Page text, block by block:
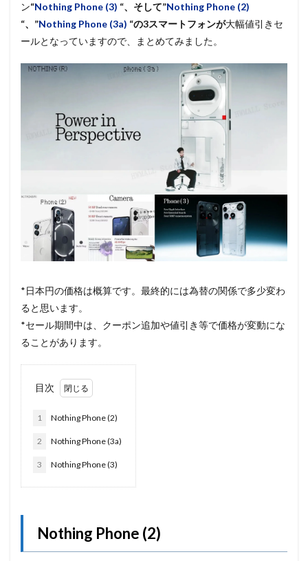
ン“Nothing Phone (3) “、そして”Nothing Phone (2)
“、”Nothing Phone (3a) “の3スマートフォンが大幅値引きセ
ールとなっていますので、まとめてみました。
*日本円の価格は概算です。最終的には為替の関係で多少変わ
ると思います。
*セール期間中は、クーポン追加や値引き等で価格が変動にな
ることがあります。
目次
1 Nothing Phone (2)
2 Nothing Phone (3a)
3 Nothing Phone (3)
Nothing Phone (2)